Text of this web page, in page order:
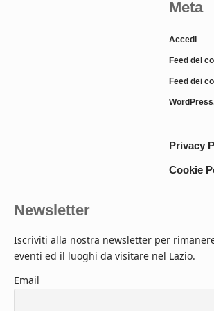
Meta
Accedi
Feed dei
Feed dei
Privacy
Cookie
Newsletter
Iscriviti alla nostra newsletter per
eventi ed il luoghi da visitare nel Lazio.
Email